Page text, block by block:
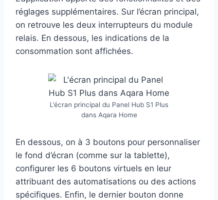
réglages supplémentaires. Sur l’écran principal,
on retrouve les deux interrupteurs du module
relais. En dessous, les indications de la
consommation sont affichées.
L’écran principal du Panel Hub S1 Plus
dans Aqara Home
En dessous, on à 3 boutons pour personnaliser
le fond d’écran (comme sur la tablette),
configurer les 6 boutons virtuels en leur
attribuant des automatisations ou des actions
spécifiques. Enfin, le dernier bouton donne